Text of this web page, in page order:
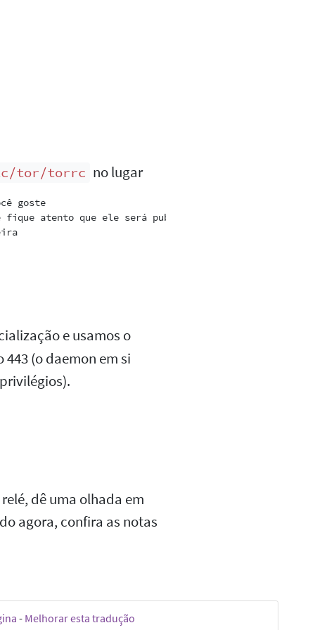
tor/torrc no lugar
goste
fique atento que ele será publicado
e usamos o
(o daemon em si
dê uma olhada em
agora, confira as notas
- Melhorar esta tradução